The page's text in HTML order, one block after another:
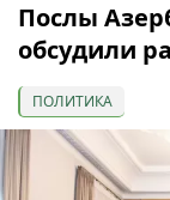
Послы
обсудили
ПОЛИТИКА